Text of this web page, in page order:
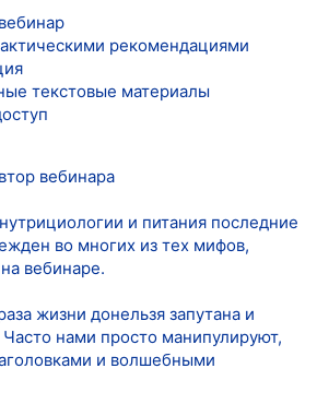
рекомендациями
текстовые материалы
вебинара
и питания последние
во многих из тех мифов,
вебинаре.
жизни донельзя запутана и
нами просто манипулируют,
и волшебными